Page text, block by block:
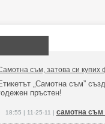
съм, затова си
„Самотна съм”
пръстен!
18:55 | 11-25-11 | самотна съм